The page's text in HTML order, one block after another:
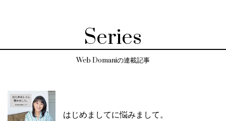
Series
Web Domaniの連載記事
はじめましてに悩みまして。